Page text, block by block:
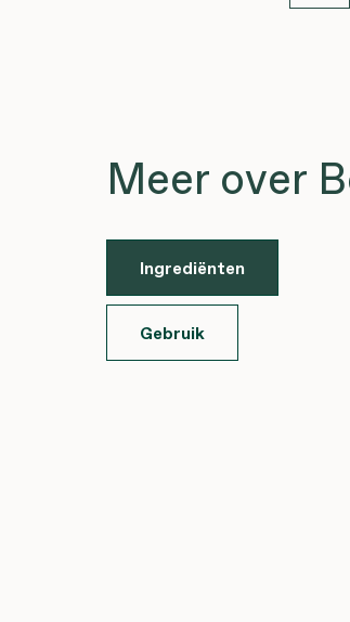
Meer over
Ingrediënten
Gebruik